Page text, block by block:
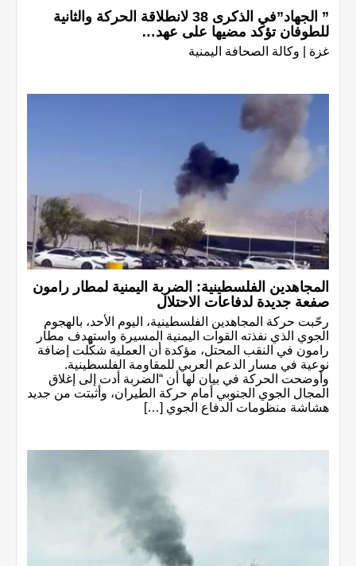
” الجهاد”في الذكرى 38 لانطلاقة الحركة والثانية
للطوفان تؤكد مضيها على عهد…
غزة | وكالة الصحافة اليمنية
المجاهدين الفلسطينية: الضربة اليمنية لمطار رامون
صفعة جديدة لدفاعات الاحتلال
رحّبت حركة المجاهدين الفلسطينية، اليوم الأحد، بالهجوم
الجوي الذي نفذته القوات اليمنية المسيرة واستهدف مطار
رامون في النقب المحتل، مؤكدة أن العملية شكّلت إضافة
نوعية في مسار الدعم العربي للمقاومة الفلسطينية.
وأوضحت الحركة في بيان لها أن “الضربة أدت إلى إغلاق
المجال الجوي الجنوبي أمام حركة الطيران، وأثبتت من جديد
هشاشة منظومات الدفاع الجوي […]